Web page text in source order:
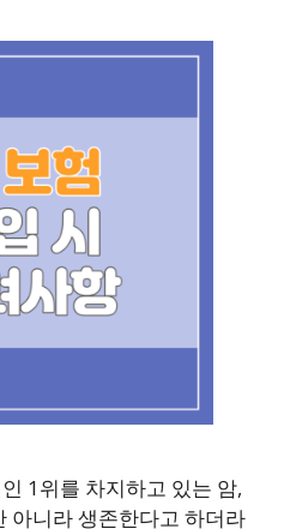
1위를 차지하고 있는 암,
아니라 생존한다고 하더라